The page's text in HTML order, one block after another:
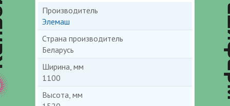
Производитель
Элемаш
Страна производитель
Беларусь
Ширина, мм
1100
Высота, мм